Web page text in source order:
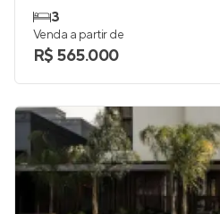
3
Venda a partir de
R$ 565.000